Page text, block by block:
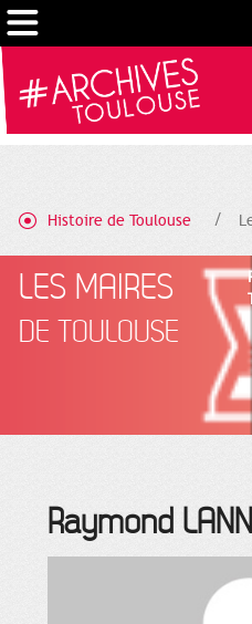
Histoire de Toulouse
LES MAIRES
DE TOULOUSE
Raymond
Gestion de vos préférences sur